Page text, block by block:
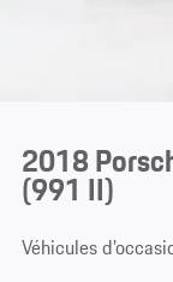
2018
(991 II)
Véhicules